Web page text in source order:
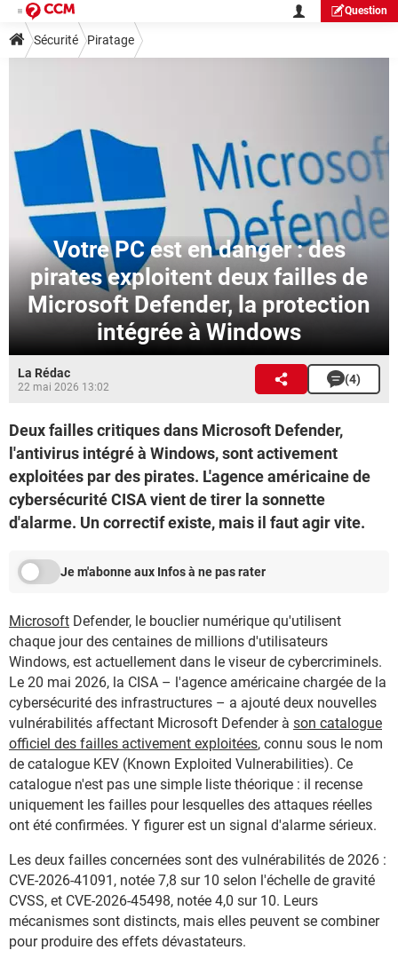
Question
Sécurité Piratage
Votre PC est en danger : des
pirates exploitent deux failles de
Microsoft Defender, la protection
intégrée à Windows
La Rédac
22 mai 2026 13:02
(4)
Deux failles critiques dans Microsoft Defender,
l'antivirus intégré à Windows, sont activement
exploitées par des pirates. L'agence américaine de
cybersécurité CISA vient de tirer la sonnette
d'alarme. Un correctif existe, mais il faut agir vite.
Je m'abonne aux Infos à ne pas rater
Microsoft Defender, le bouclier numérique qu'utilisent
chaque jour des centaines de millions d'utilisateurs
Windows, est actuellement dans le viseur de cybercriminels.
Le 20 mai 2026, la CISA – l'agence américaine chargée de la
cybersécurité des infrastructures – a ajouté deux nouvelles
vulnérabilités affectant Microsoft Defender à son catalogue
officiel des failles activement exploitées, connu sous le nom
de catalogue KEV (Known Exploited Vulnerabilities). Ce
catalogue n'est pas une simple liste théorique : il recense
uniquement les failles pour lesquelles des attaques réelles
ont été confirmées. Y figurer est un signal d'alarme sérieux.
Les deux failles concernées sont des vulnérabilités de 2026 :
CVE-2026-41091, notée 7,8 sur 10 selon l'échelle de gravité
CVSS, et CVE-2026-45498, notée 4,0 sur 10. Leurs
mécanismes sont distincts, mais elles peuvent se combiner
pour produire des effets dévastateurs.